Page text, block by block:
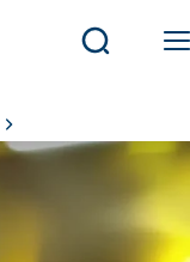
Open/